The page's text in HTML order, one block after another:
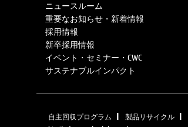
ニュースルーム
重要なお知らせ・新着情報
採用情報
新卒採用情報
イベント・セミナー・CWC
サステナブルインパクト
自主回収プログラム | 製品リサイクル |